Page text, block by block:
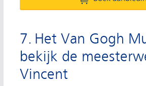
7. Het Van Gogh
bekijk de
Vincent